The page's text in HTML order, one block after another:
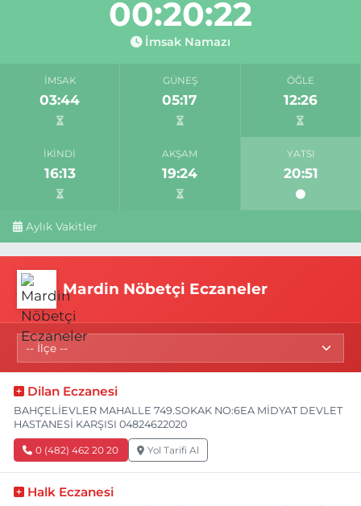
00:20:22
İmsak Namazı
İMSAK
03:44
GÜNEŞ
05:17
ÖĞLE
12:26
İKINDI
16:13
AKŞAM
19:24
YATSI
20:51
Aylık Vakitler
Mardin Nöbetçi Eczaneler
Dilan Eczanesi
BAHÇELİEVLER MAHALLE 749.SOKAK NO:6EA MİDYAT DEVLET
HASTANESİ KARŞISI 04824622020
0 (482) 462 20 20 Yol Tarifi Al
Halk Eczanesi